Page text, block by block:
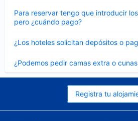
Para reservar tengo que introducir
pero ¿cuándo pago?
cerrado
¿Los hoteles solicitan depósitos o
cerrado
¿Podemos pedir camas extra o
cerrado
Registra tu